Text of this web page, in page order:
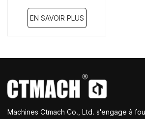
EN SAVOIR PLUS
Machines Ctmach Co., Ltd. s'engage à